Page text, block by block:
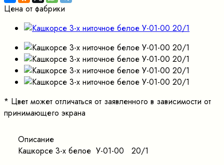
Цена от фабрики
* Цвет может отличаться от заявленного в зависимости от
принимающего экрана
Описание
Кашкорсе 3-х белое У-01-00 20/1